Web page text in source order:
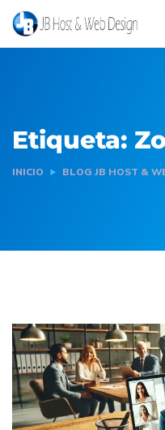
Etiqueta:
INICIO BLOG JB HOST &